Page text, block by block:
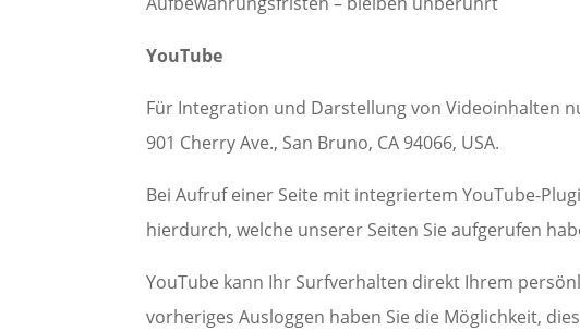
YouTube
Für Integration und Darstellung von Videoinhalten
901 Cherry Ave., San Bruno, CA 94066, USA.
Bei Aufruf einer Seite mit integriertem YouTube-
hierdurch, welche unserer Seiten Sie aufgerufen
YouTube kann Ihr Surfverhalten direkt Ihrem
vorheriges Ausloggen haben Sie die Möglichkeit,